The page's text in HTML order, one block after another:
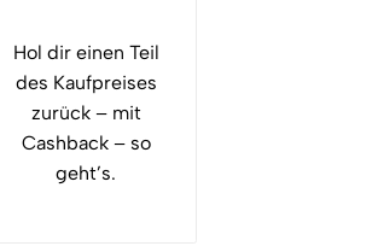
Hol dir einen Teil
des Kaufpreises
zurück – mit
Cashback – so
geht’s.